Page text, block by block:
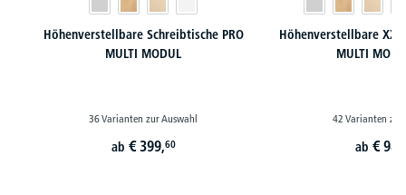
Höhenverstellbare Schreibtische PRO
MULTI MODUL
36 Varianten zur Auswahl
ab € 399,60
Höhenverstellbare
MULTI
42 Varianten zur
ab €